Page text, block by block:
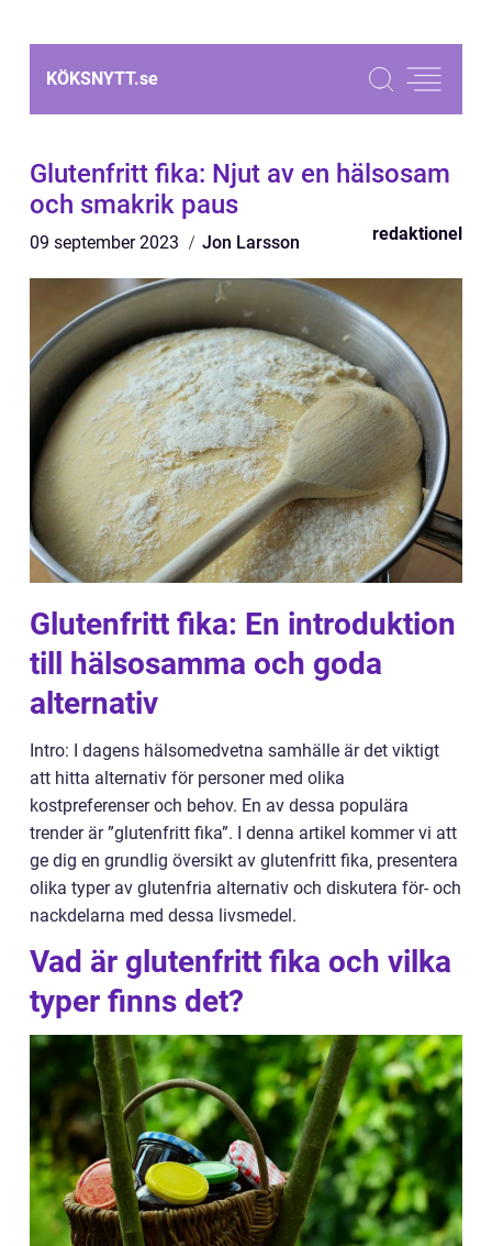
KÖKSNYTT.se
Glutenfritt fika: Njut av en hälsosam
och smakrik paus
09 september 2023 Jon Larsson redaktionel
Glutenfritt fika: En introduktion
till hälsosamma och goda
alternativ
Intro: I dagens hälsomedvetna samhälle är det viktigt
att hitta alternativ för personer med olika
kostpreferenser och behov. En av dessa populära
trender är ”glutenfritt fika”. I denna artikel kommer vi att
ge dig en grundlig översikt av glutenfritt fika, presentera
olika typer av glutenfria alternativ och diskutera för- och
nackdelarna med dessa livsmedel.
Vad är glutenfritt fika och vilka
typer finns det?